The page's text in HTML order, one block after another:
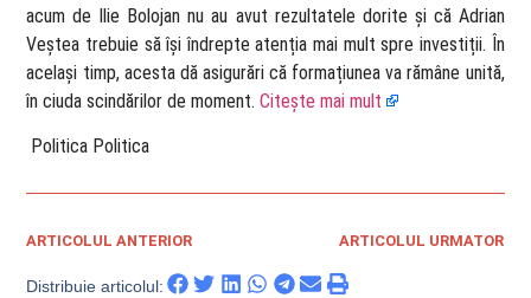
acum de Ilie Bolojan nu au avut rezultatele dorite și că Adrian
Veștea trebuie să își îndrepte atenția mai mult spre investiții. În
același timp, acesta dă asigurări că formațiunea va rămâne unită,
în ciuda scindărilor de moment.Citește mai mult
​ Politica Politica
ARTICOLUL ANTERIOR ARTICOLUL URMATOR
Distribuie articolul: